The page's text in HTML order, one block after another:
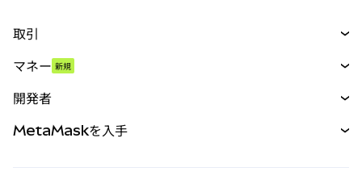
取引
パーペチュアル
RWA
マネー 新規
開発者
MetaMaskを入手